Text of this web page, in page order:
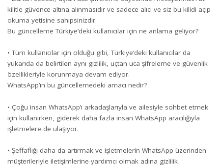
kilitle güvence altına alınmasıdır ve sadece alıcı ve siz bu kilidi açıp
okuma yetisine sahipsinizdir.
Bu güncelleme Türkiye’deki kullanıcılar için ne anlama geliyor?
• Tüm kullanıcılar için olduğu gibi, Türkiye’deki kullanıcılar da
yukarıda da belirtilen aynı gizlilik, uçtan uca şifreleme ve güvenlik
özellikleriyle korunmaya devam ediyor.
WhatsApp’ın bu güncellemedeki amacı nedir?
• Çoğu insan WhatsApp’ı arkadaşlarıyla ve ailesiyle sohbet etmek
için kullanırken, giderek daha fazla insan WhatsApp aracılığıyla
işletmelere de ulaşıyor.
• Şeffaflığı daha da artırmak ve işletmelerin WhatsApp üzerinden
müşterileriyle iletişimlerine yardımcı olmak adına gizlilik